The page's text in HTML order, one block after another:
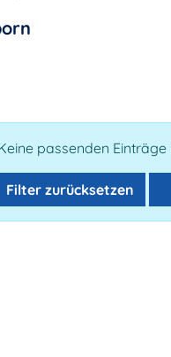
passenden
Filter zurücksetzen